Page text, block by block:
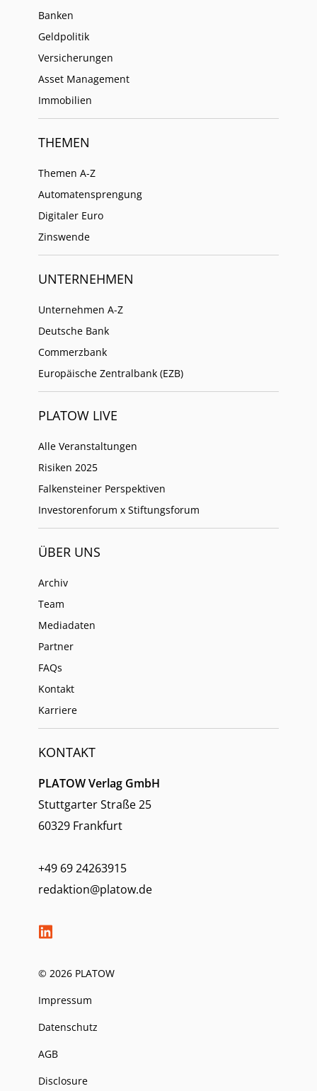
Banken
Geldpolitik
Versicherungen
Asset Management
Immobilien
THEMEN
Themen A-Z
Automatensprengung
Digitaler Euro
Zinswende
UNTERNEHMEN
Unternehmen A-Z
Deutsche Bank
Commerzbank
Europäische Zentralbank (EZB)
PLATOW LIVE
Alle Veranstaltungen
Risiken 2025
Falkensteiner Perspektiven
Investorenforum x Stiftungsforum
ÜBER UNS
Archiv
Team
Mediadaten
Partner
FAQs
Kontakt
Karriere
KONTAKT
PLATOW Verlag GmbH
Stuttgarter Straße 25
60329 Frankfurt
+49 69 24263915
redaktion@platow.de
© 2026 PLATOW
Impressum
Datenschutz
AGB
Disclosure